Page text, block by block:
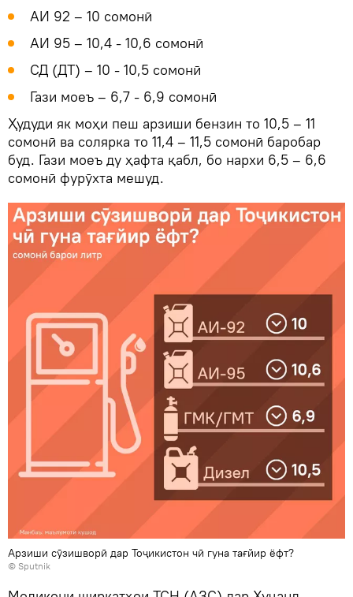
АИ 92 – 10 сомонӣ
АИ 95 – 10,4 - 10,6 сомонӣ
СД (ДТ) – 10 - 10,5 сомонӣ
Гази моеъ – 6,7 - 6,9 сомонӣ
Ҳудуди як моҳи пеш арзиши бензин то 10,5 – 11
сомонӣ ва солярка то 11,4 – 11,5 сомонӣ баробар
буд. Гази моеъ ду ҳафта қабл, бо нархи 6,5 – 6,6
сомонӣ фурӯхта мешуд.
Арзиши сӯзишворӣ дар Тоҷикистон чӣ гуна тағйир ёфт?
© Sputnik